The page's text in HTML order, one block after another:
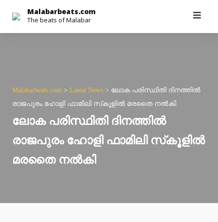
content
Malabarbeats.com
The beats of Malabar
Malabarbeats.com > Latest News > ലോക പരിസ്ഥിതി ദിനത്തില്‍
രാജപുരം ഹോളി ഫാമിലി സ്‌കൂളില്‍ മരതൈ നല്‍കി
ലോക പരിസ്ഥിതി ദിനത്തില്‍
രാജപുരം ഹോളി ഫാമിലി സ്‌കൂളില്‍
മരതൈ നല്‍കി